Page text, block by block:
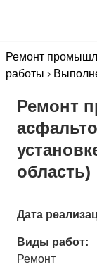
Ремонт
работы ›
Ремонт
область)
Дата
Виды работ:
Ремонт